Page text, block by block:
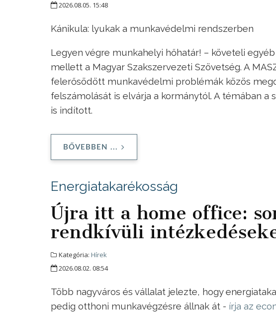
2026.08.05. 15:48
Kánikula: lyukak a munkavédelmi rendszerben
Legyen végre munkahelyi hőhatár! – követeli
mellett a Magyar Szakszervezeti Szövetség. A
felerősödött munkavédelmi problémák közös
felszámolását is elvárja a kormánytól. A témában a
is indított.
BŐVEBBEN ...
Energiatakarékosság
Újra itt a home office:
rendkívüli
Kategória: Hírek
2026.08.02. 08:54
Több nagyváros és vállalat jelezte, hogy
pedig otthoni munkavégzésre állnak át - írja az